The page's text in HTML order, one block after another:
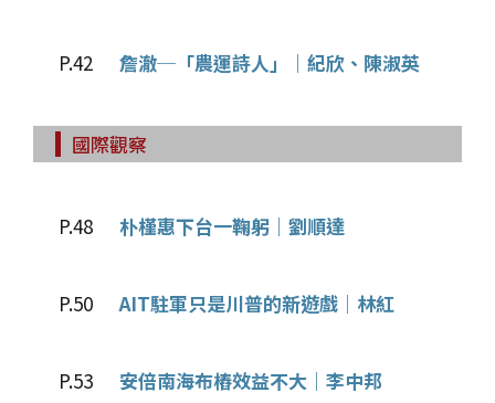
P.42 詹澈─「農運詩人」｜紀欣、陳淑英
國際觀察
P.48 朴槿惠下台一鞠躬｜劉順達
P.50 AIT駐軍只是川普的新遊戲｜林紅
P.53 安倍南海布樁效益不大｜李中邦